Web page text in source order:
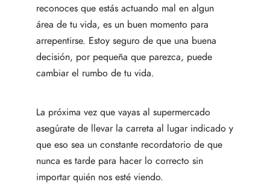
reconoces que estás actuando mal en algun
área de tu vida, es un buen momento para
arrepentirse. Estoy seguro de que una buena
decisión, por pequeña que parezca, puede
cambiar el rumbo de tu vida.
La próxima vez que vayas al supermercado
asegúrate de llevar la carreta al lugar indicado y
que eso sea un constante recordatorio de que
nunca es tarde para hacer lo correcto sin
importar quién nos esté viendo.